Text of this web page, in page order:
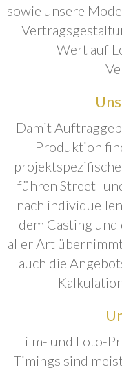
sowie unsere
Wert auf
Damit
Produktion
führen Street-
nach
dem Casting
aller Art
auch die
Film- und Foto-
Timings sind